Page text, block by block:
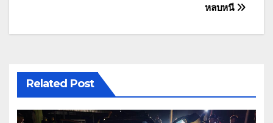
หลบหนี
Related Post